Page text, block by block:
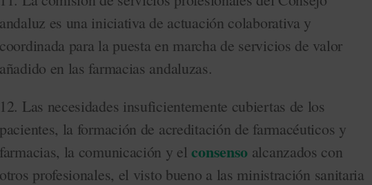
andaluz es una iniciativa de actuación colaborativa y
coordinada para la puesta en marcha de servicios de valor
añadido en las farmacias andaluzas.
12. Las necesidades insuficientemente cubiertas de los
pacientes, la formación de acreditación de farmacéuticos y
farmacias, la comunicación y elconsenso alcanzados con
otros profesionales, el visto bueno a las ministración sanitaria